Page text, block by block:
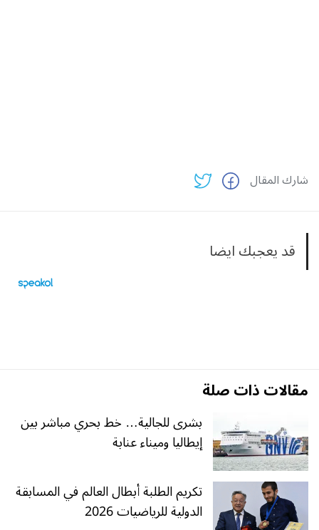
شارك المقال
قد يعجبك ايضا
مقالات ذات صلة
بشرى للجالية… خط بحري مباشر بين
إيطاليا وميناء عنابة
تكريم الطلبة أبطال العالم في المسابقة
الدولية للرياضيات 2026